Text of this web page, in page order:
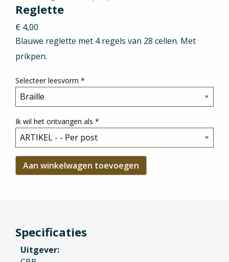
Reglette
€ 4,00
Blauwe reglette met 4 regels van 28 cellen. Met
prikpen.
Selecteer leesvorm *
Ik wil het ontvangen als *
Specificaties
Uitgever